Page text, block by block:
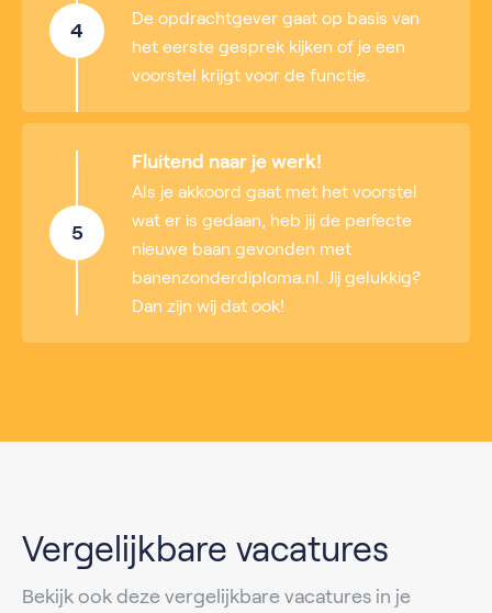
4
De opdrachtgever gaat op basis van
het eerste gesprek kijken of je een
voorstel krijgt voor de functie.
5
Fluitend naar je werk!
Als je akkoord gaat met het voorstel
wat er is gedaan, heb jij de perfecte
nieuwe baan gevonden met
banenzonderdiploma.nl. Jij gelukkig?
Dan zijn wij dat ook!
Vergelijkbare vacatures
Bekijk ook deze vergelijkbare vacatures in je